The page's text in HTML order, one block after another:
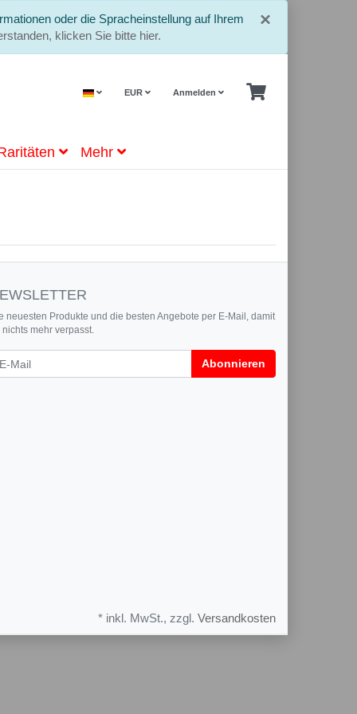
×
oder die Spracheinstellung auf Ihrem
klicken Sie bitte hier.
EUR Anmelden
Mehr
neuesten Produkte und die besten Angebote per E-Mail, damit
nichts mehr verpasst.
Abonnieren
* inkl. MwSt., zzgl. Versandkosten